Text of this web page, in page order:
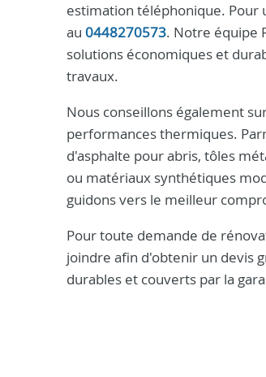
estimation téléphonique. Pour
au 0448270573. Notre équipe
solutions économiques et
travaux.
Nous conseillons également
performances thermiques.
d'asphalte pour abris, tôles
ou matériaux synthétiques
guidons vers le meilleur
Pour toute demande de
joindre afin d'obtenir un devis
durables et couverts par la